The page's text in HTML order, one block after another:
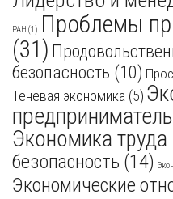
РАН (1) Проблемы
(31)
безопасность (10)
Теневая экономика (5)
Экономика труда
безопасность (14)
Экономические